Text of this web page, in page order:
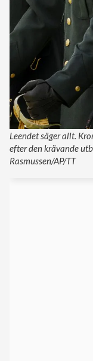
Leendet säger allt.
efter den krävande
Rasmussen/AP/TT